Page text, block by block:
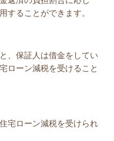
することができます。
、保証人は借金をしてい
ローン減税を受けること
宅ローン減税を受けられ